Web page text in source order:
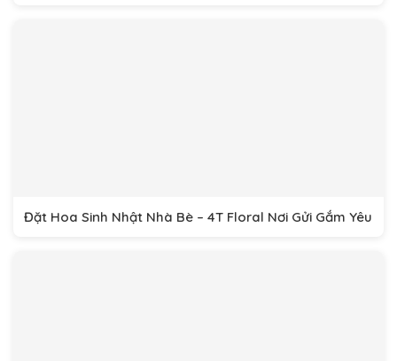
Đặt Hoa Sinh Nhật Nhà Bè – 4T Floral Nơi Gửi Gắm Yêu